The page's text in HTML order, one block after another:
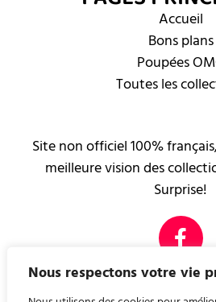
Nous respectons votre vie
Accueil
Bons plans
Poupées
Toutes les
Site non officiel 100%
meilleure vision des
Surprise!
PAGES